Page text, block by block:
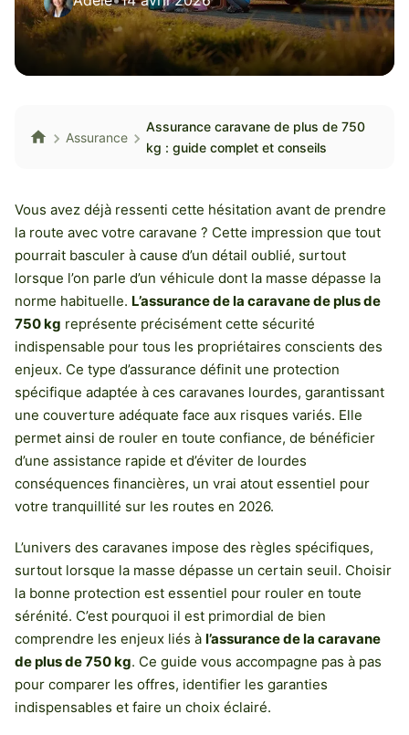
Assurance
Assurance caravane de plus de 750
kg : guide complet et conseils
Vous avez déjà ressenti cette hésitation avant de prendre
la route avec votre caravane ? Cette impression que tout
pourrait basculer à cause d’un détail oublié, surtout
lorsque l’on parle d’un véhicule dont la masse dépasse la
norme habituelle. L’assurance de la caravane de plus de
750 kg représente précisément cette sécurité
indispensable pour tous les propriétaires conscients des
enjeux. Ce type d’assurance définit une protection
spécifique adaptée à ces caravanes lourdes, garantissant
une couverture adéquate face aux risques variés. Elle
permet ainsi de rouler en toute confiance, de bénéficier
d’une assistance rapide et d’éviter de lourdes
conséquences financières, un vrai atout essentiel pour
votre tranquillité sur les routes en 2026.
L’univers des caravanes impose des règles spécifiques,
surtout lorsque la masse dépasse un certain seuil. Choisir
la bonne protection est essentiel pour rouler en toute
sérénité. C’est pourquoi il est primordial de bien
comprendre les enjeux liés à l’assurance de la caravane
de plus de 750 kg. Ce guide vous accompagne pas à pas
pour comparer les offres, identifier les garanties
indispensables et faire un choix éclairé.